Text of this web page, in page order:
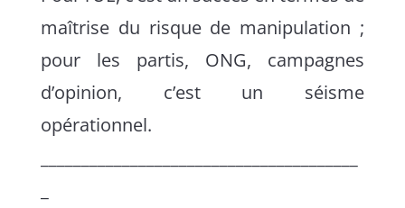
maîtrise du risque de manipulation ;
pour les partis, ONG, campagnes
d’opinion, c’est un séisme
opérationnel.